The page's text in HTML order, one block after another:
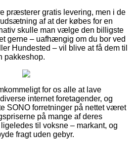
præsterer gratis levering, men i de
af at der købes for en
skulle man vælge den billigste
gerne – uafhængig om du bor ved
Hundested – vil blive at få dem til
pakkeshop.
for os alle at lave
internet foretagender, og
SONO forretninger på nettet været
på mange af deres
til voksne – markant, og
fragt uden gebyr.